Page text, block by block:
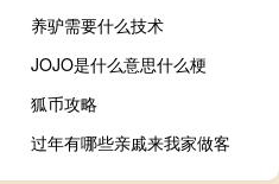
养驴需要什么技术
JOJO是什么意思什么梗
狐币攻略
过年有哪些亲戚来我家做客